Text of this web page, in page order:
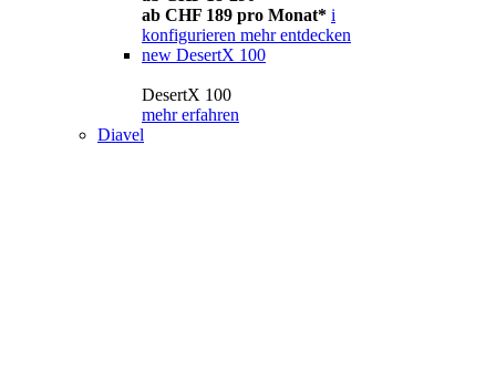
ab CHF 189 pro Monat* i
konfigurieren mehr entdecken
new DesertX 100
DesertX 100
mehr erfahren
Diavel